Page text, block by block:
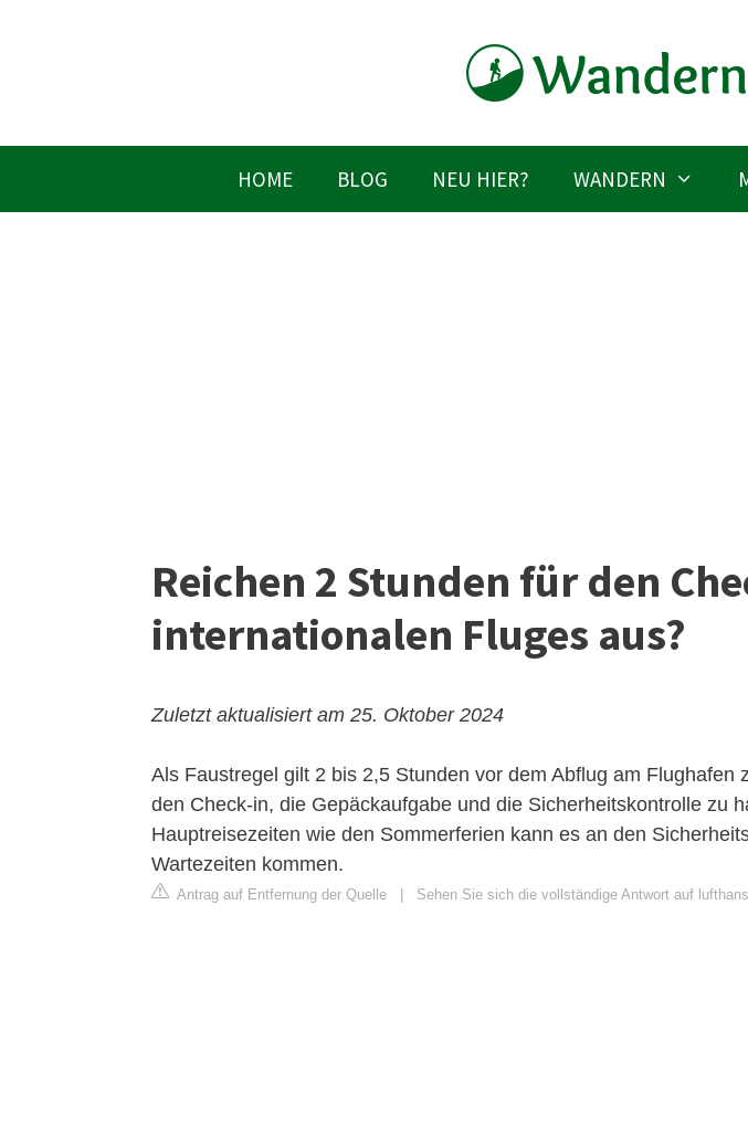
HOME BLOG NEU HIER? WANDERN
Reichen 2 Stunden für den
internationalen Fluges aus?
Zuletzt aktualisiert am 25. Oktober 2024
Als Faustregel gilt 2 bis 2,5 Stunden vor dem Abflug am Flughafen
den Check-in, die Gepäckaufgabe und die Sicherheitskontrolle zu
Hauptreisezeiten wie den Sommerferien kann es an den
Wartezeiten kommen.
Antrag auf Entfernung der Quelle Sehen Sie sich die vollständige Antwort auf